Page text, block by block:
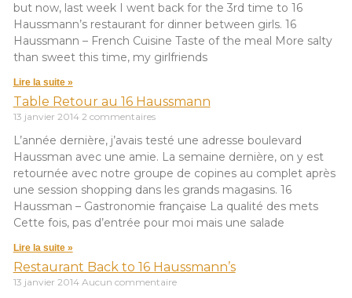
but now, last week I went back for the 3rd time to 16
Haussmann’s restaurant for dinner between girls. 16
Haussmann – French Cuisine Taste of the meal More salty
than sweet this time, my girlfriends
Lire la suite »
Table Retour au 16 Haussmann
13 janvier 2014 2 commentaires
L’année dernière, j’avais testé une adresse boulevard
Haussman avec une amie. La semaine dernière, on y est
retournée avec notre groupe de copines au complet après
une session shopping dans les grands magasins. 16
Haussman – Gastronomie française La qualité des mets
Cette fois, pas d’entrée pour moi mais une salade
Lire la suite »
Restaurant Back to 16 Haussmann’s
13 janvier 2014 Aucun commentaire